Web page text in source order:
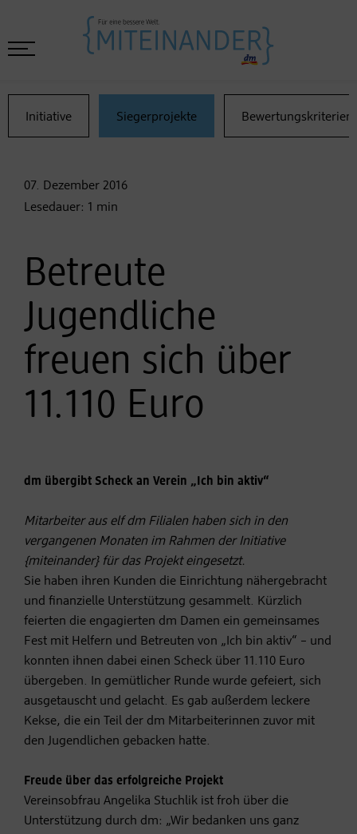
Initiative Siegerprojekte Bewertungskriterien
07. Dezember 2016
Lesedauer: 1 min
Betreute
Jugendliche
freuen sich über
11.110 Euro
dm übergibt Scheck an Verein „Ich bin aktiv“
Mitarbeiter aus elf dm Filialen haben sich in den
vergangenen Monaten im Rahmen der Initiative
{miteinander} für das Projekt eingesetzt.
Sie haben ihren Kunden die Einrichtung nähergebracht
und finanzielle Unterstützung gesammelt. Kürzlich
feierten die engagierten dm Damen ein gemeinsames
Fest mit Helfern und Betreuten von „Ich bin aktiv“ – und
konnten ihnen dabei einen Scheck über 11.110 Euro
übergeben. In gemütlicher Runde wurde gefeiert, sich
ausgetauscht und gelacht. Es gab außerdem leckere
Kekse, die ein Teil der dm Mitarbeiterinnen zuvor mit
den Jugendlichen gebacken hatte.
Freude über das erfolgreiche Projekt
Vereinsobfrau Angelika Stuchlik ist froh über die
Unterstützung durch dm: „Wir bedanken uns ganz